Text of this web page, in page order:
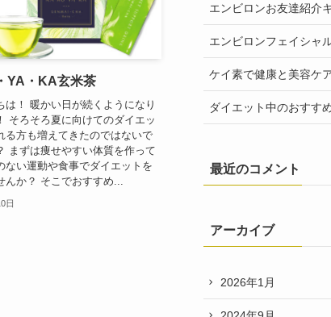
YA・KA玄米茶
は！ 暖かい日が続くようになり
そろそろ夏に向けてのダイエッ
る方も増えてきたのではないで
まずは痩せやすい体質を作って
ない運動や食事でダイエットを
んか？ そこでおすすめ...
日
エンビロンお友達紹介
エンビロンフェイシャ
ケイ素で健康と美容ケ
ダイエット中のおすす
最近のコメント
アーカイブ
2026年1月